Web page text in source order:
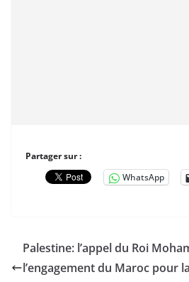
Partager sur :
WhatsApp
Palestine: l’appel du Roi
l’engagement du Maroc pour